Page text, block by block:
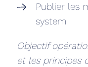
Publier les
system
Objectif
et les principes